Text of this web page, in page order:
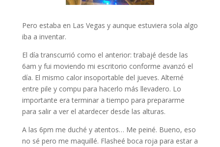
Pero estaba en Las Vegas y aunque estuviera sola algo
iba a inventar.
El día transcurrió como el anterior: trabajé desde las
6am y fui moviendo mi escritorio conforme avanzó el
día. El mismo calor insoportable del jueves. Alterné
entre pile y compu para hacerlo más llevadero. Lo
importante era terminar a tiempo para prepararme
para salir a ver el atardecer desde las alturas.
A las 6pm me duché y atentos… Me peiné. Bueno, eso
no sé pero me maquillé. Flasheé boca roja para estar a